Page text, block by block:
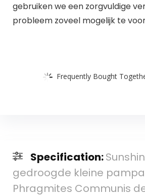
gebruiken we een zorgvuldige
probleem zoveel mogelijk te
Frequently Bought
Specification:
gedroogde kleine
Phragmites Communis